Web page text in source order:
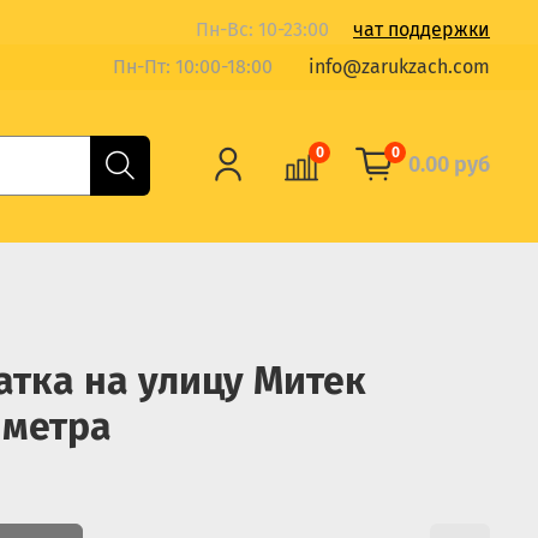
Пн-Вс: 10-23:00
чат поддержки
Пн-Пт: 10:00-18:00 info@zarukzach.com
0 0 0.00 руб
на улицу Митек